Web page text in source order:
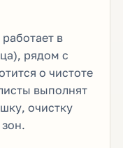
в
рядом с
о чистоте
выполнят
очистку